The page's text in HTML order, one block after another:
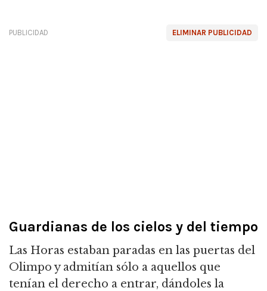
ELIMINAR PUBLICIDAD
PUBLICIDAD
Guardianas de los cielos y del tiempo
Las Horas estaban paradas en las puertas del
Olimpo y admitían sólo a aquellos que
tenían el derecho a entrar, dándoles la